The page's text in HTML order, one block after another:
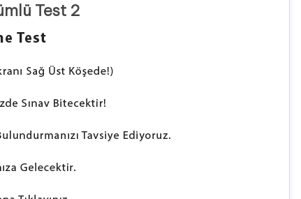
Test 2